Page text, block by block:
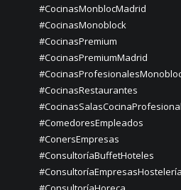
#CocinasMonblocMadrid
#CocinasMonoblock
#CocinasPremium
#CocinasPremiumMadrid
#CocinasRestaurantes
#ComedoresEmpleados
#ConersEmpresas
#ConsultoríaBuffetHoteles
#ConsultoríaEmpresasHostelería